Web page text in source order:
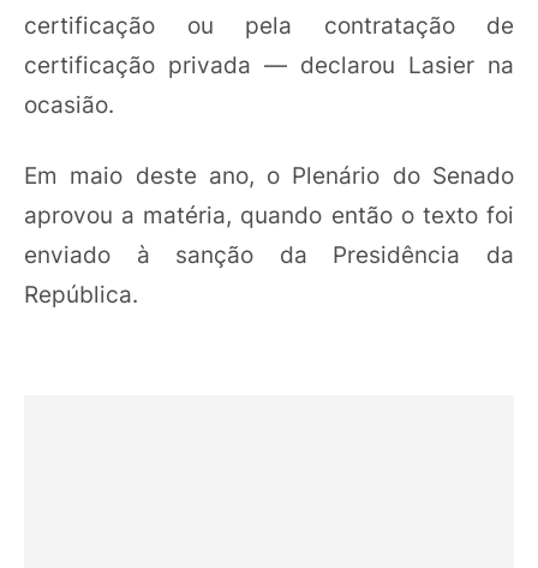
certificação ou pela contratação de
certificação privada — declarou Lasier na
ocasião.
Em maio deste ano, o Plenário do Senado
aprovou a matéria, quando então o texto foi
enviado à sanção da Presidência da
República.